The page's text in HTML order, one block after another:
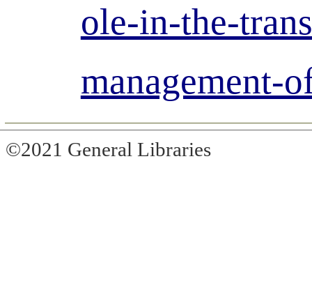
ole-in-the-
management-
©2021 General Libraries